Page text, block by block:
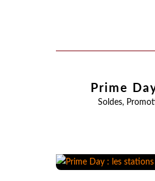
Prime
Soldes,